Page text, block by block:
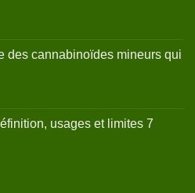
des cannabinoïdes mineurs qui
usages et limites 7